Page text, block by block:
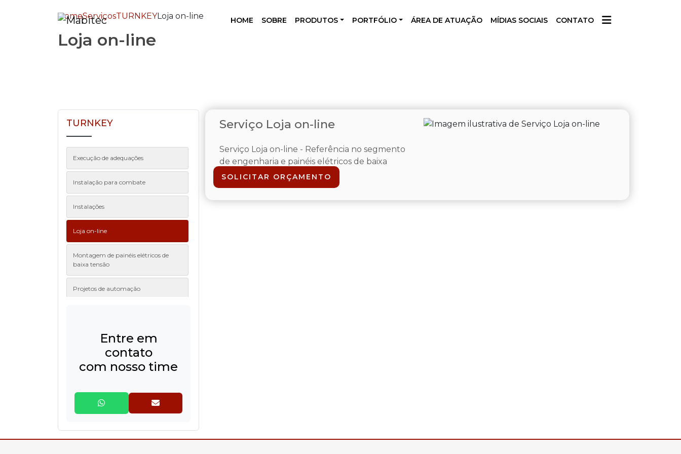
HOME SOBRE PRODUTOS PORTFÓLIO ÁREA DE ATUAÇÃO MÍDIAS SOCIAIS CONTATO
HomeServiçosTURNKEYLoja on-line
Loja on-line
Serviço Loja on-line
Serviço Loja on-line - Referência no segmento
de engenharia e painéis elétricos de baixa
tensão,...
SOLICITAR ORÇAMENTO
TURNKEY
Execução de adequações
Instalação para combate
Instalações
Loja on-line
Montagem de painéis elétricos de
baixa tensão
Projetos de automação
Entre em
contato
com nosso time